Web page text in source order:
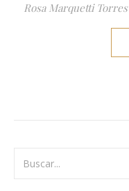
Rosa Marquetti Torres